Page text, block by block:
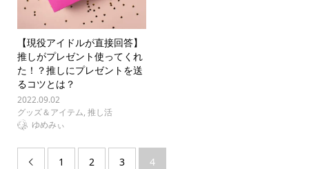
【現役アイドルが直接回答】
推しがプレゼント使ってくれ
た！？推しにプレゼントを送
るコツとは？
2022.09.02
グッズ＆アイテム, 推し活
ゆめみぃ
 1 2 3 4